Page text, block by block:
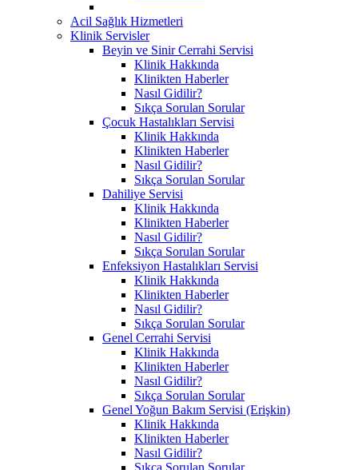
Acil Sağlık Hizmetleri
Klinik Servisler
Beyin ve Sinir Cerrahi Servisi
Klinik Hakkında
Klinikten Haberler
Nasıl Gidilir?
Sıkça Sorulan Sorular
Çocuk Hastalıkları Servisi
Klinik Hakkında
Klinikten Haberler
Nasıl Gidilir?
Sıkça Sorulan Sorular
Dahiliye Servisi
Klinik Hakkında
Klinikten Haberler
Nasıl Gidilir?
Sıkça Sorulan Sorular
Enfeksiyon Hastalıkları Servisi
Klinik Hakkında
Klinikten Haberler
Nasıl Gidilir?
Sıkça Sorulan Sorular
Genel Cerrahi Servisi
Klinik Hakkında
Klinikten Haberler
Nasıl Gidilir?
Sıkça Sorulan Sorular
Genel Yoğun Bakım Servisi (Erişkin)
Klinik Hakkında
Klinikten Haberler
Nasıl Gidilir?
Sıkça Sorulan Sorular